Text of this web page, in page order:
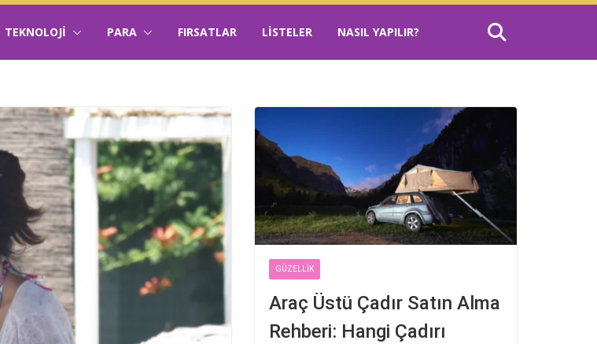
TEKNOLOJI PARA FIRSATLAR LISTELER NASIL YAPILIR?
GÜZELLIK
Araç Üstü Çadır Satın Alma
Rehberi: Hangi Çadırı